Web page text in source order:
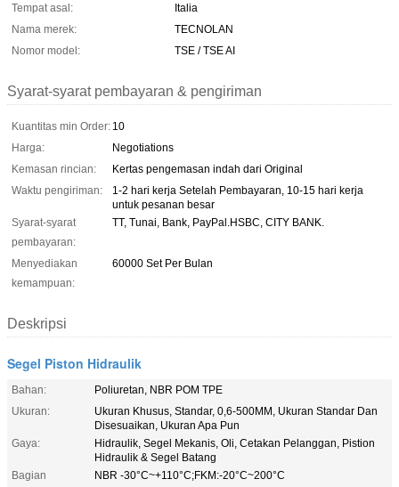
Tempat asal:
Italia
Nama merek:
TECNOLAN
Nomor model:
TSE / TSE AI
Syarat-syarat pembayaran & pengiriman
Kuantitas min Order: 10
Harga:
Negotiations
Kemasan rincian:
Kertas pengemasan indah dari Original
Waktu pengiriman:
1-2 hari kerja Setelah Pembayaran, 10-15 hari kerja
untuk pesanan besar
Syarat-syarat
pembayaran:
TT, Tunai, Bank, PayPal.HSBC, CITY BANK.
Menyediakan
kemampuan:
60000 Set Per Bulan
Deskripsi
Segel Piston Hidraulik
Bahan:
Poliuretan, NBR POM TPE
Ukuran:
Ukuran Khusus, Standar, 0,6-500MM, Ukuran Standar Dan
Disesuaikan, Ukuran Apa Pun
Gaya:
Hidraulik, Segel Mekanis, Oli, Cetakan Pelanggan, Pistion
Hidraulik & Segel Batang
Bagian
NBR -30°C~+110°C;FKM:-20°C~200°C